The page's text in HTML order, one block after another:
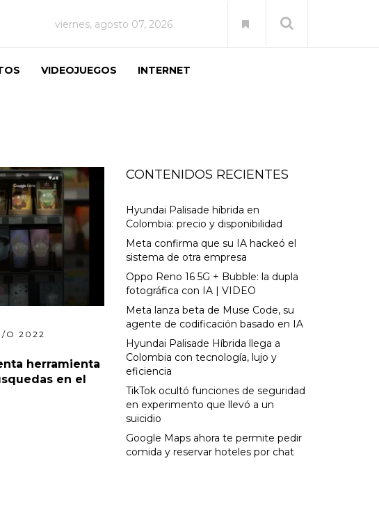
viernes, agosto 07, 2026
VIDEOJUEGOS INTERNET
O 2022
herramienta
en el
CONTENIDOS RECIENTES
Hyundai Palisade híbrida en
Colombia: precio y disponibilidad
Meta confirma que su IA hackeó el
sistema de otra empresa
Oppo Reno 16 5G + Bubble: la dupla
fotográfica con IA | VIDEO
Meta lanza beta de Muse Code, su
agente de codificación basado en IA
Hyundai Palisade Híbrida llega a
Colombia con tecnología, lujo y
eficiencia
TikTok ocultó funciones de seguridad
en experimento que llevó a un
suicidio
Google Maps ahora te permite pedir
comida y reservar hoteles por chat